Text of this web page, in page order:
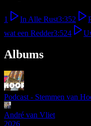
1 In Alle Rust3:352
wat een Redder3:524
Albums
Podcast - Stemmen van
André van Vliet
2026